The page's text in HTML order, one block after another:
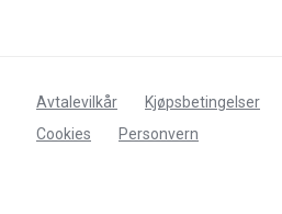
Avtalevilkår
Kjøpsbetingelser
Cookies
Personvern